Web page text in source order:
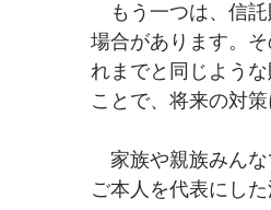
もう一つは、信託
場合があります。
れまでと同じよう
ことで、将来の対
家族や親族みんな
ご本人を代表にし